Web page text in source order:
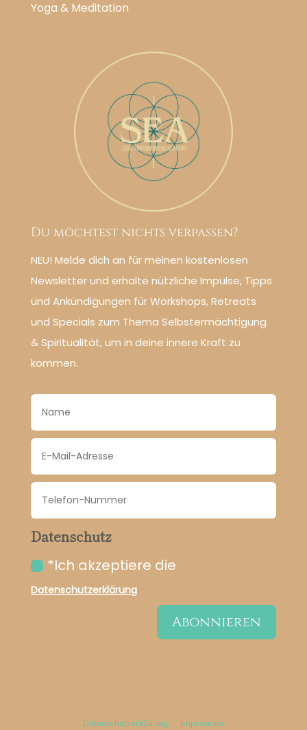
Du möchtest nichts verpassen?
NEU! Melde dich an für meinen kostenlosen
Newsletter und erhalte nützliche Impulse, Tipps
und Ankündigungen für Workshops, Retreats
und Specials zum Thema Selbstermächtigung
& Spiritualität, um in deine innere Kraft zu
kommen.
Datenschutz
*Ich akzeptiere die
Datenschutzerklärung
Abonnieren
Yoga & Meditation
Datenschutzerklärung Impressum